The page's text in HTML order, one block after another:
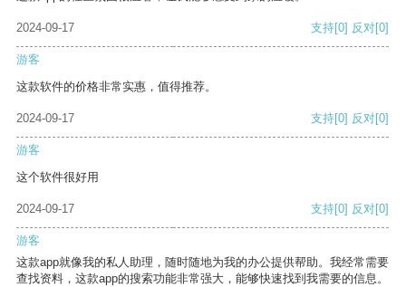
2024-09-17 支持[0] 反对[0]
游客
这款软件的价格非常实惠，值得推荐。
2024-09-17 支持[0] 反对[0]
游客
这个软件很好用
2024-09-17 支持[0] 反对[0]
游客
这款app就像我的私人助理，随时随地为我的办公提供帮助。我经常需要
查找资料，这款app的搜索功能非常强大，能够快速找到我需要的信息。